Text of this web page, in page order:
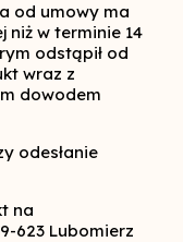
od umowy ma
niż w terminie 14
odstąpił od
wraz z
dowodem
odesłanie
na
623 Lubomierz